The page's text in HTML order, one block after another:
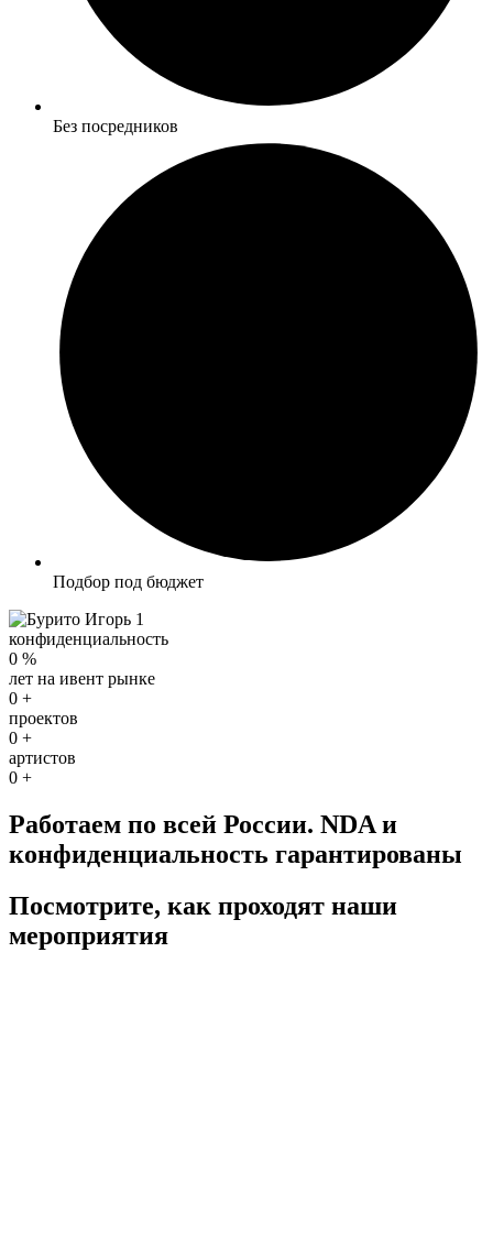
Без посредников
Подбор под бюджет
конфиденциальность
0 %
лет на ивент рынке
0 +
проектов
0 +
артистов
0 +
Работаем по всей России. NDA и
конфиденциальность гарантированы
Посмотрите, как проходят наши
мероприятия